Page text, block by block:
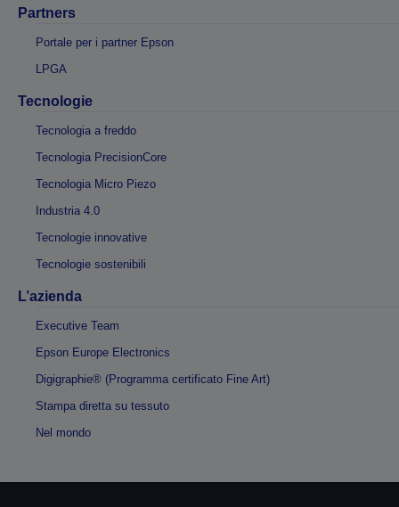
Partners
Portale per i partner Epson
LPGA
Tecnologie
Tecnologia a freddo
Tecnologia PrecisionCore
Tecnologia Micro Piezo
Industria 4.0
Tecnologie innovative
Tecnologie sostenibili
L’azienda
Executive Team
Epson Europe Electronics
Digigraphie® (Programma certificato Fine Art)
Stampa diretta su tessuto
Nel mondo